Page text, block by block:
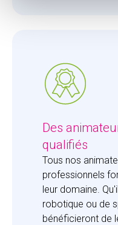
Des
qualifiés
Tous nos
professionnels
leur domaine.
robotique ou de
bénéficieront de